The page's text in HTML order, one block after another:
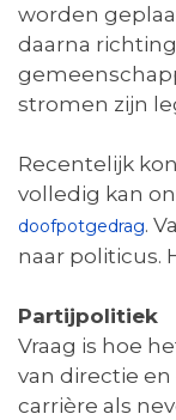
worden
daarna
stromen zijn
Recentelijk
volledig kan
doofpotgedrag.
naar politicus.
Partijpolitiek
Vraag is hoe
van directie
carrière als